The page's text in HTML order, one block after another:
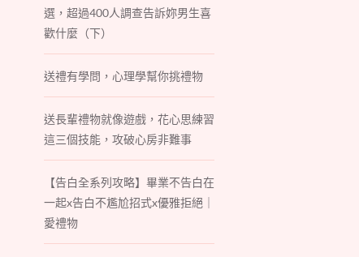
選，超過400人調查告訴妳男生喜
歡什麼（下）
送禮有學問，心理學幫你挑禮物
送長輩禮物就像遊戲，花心思練習
這三個技能，攻破心房非難事
【告白全系列攻略】畢業不告白在
一起x告白不尷尬招式x優雅拒絕｜
愛禮物